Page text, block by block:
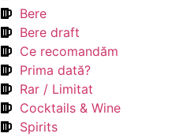
Bere
Bere draft
Ce recomandăm
Prima dată?
Rar / Limitat
Cocktails & Wine
Spirits